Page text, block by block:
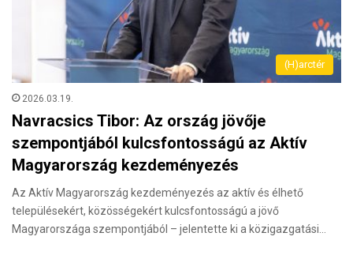
(H)arctér
2026.03.19.
Navracsics Tibor: Az ország jövője
szempontjából kulcsfontosságú az Aktív
Magyarország kezdeményezés
Az Aktív Magyarország kezdeményezés az aktív és élhető
településekért, közösségekért kulcsfontosságú a jövő
Magyarországa szempontjából – jelentette ki a közigazgatási…